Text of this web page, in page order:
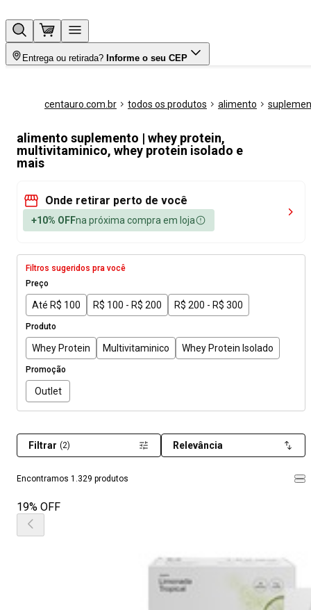
Entrega ou retirada? Informe o seu CEP
centauro.com.br todos os produtos alimento
alimento suplemento | whey protein,
multivitaminico, whey protein isolado e
mais
Onde retirar perto de você
+10% OFFna próxima compra em loja
Filtros sugeridos pra você
Preço
Até R$ 100 R$ 100 - R$ 200 R$ 200 - R$ 300
Produto
Whey Protein Multivitaminico Whey Protein Isolado
Promoção
Outlet
Encontramos 1.329 produtos
Filtrar (2) Relevância
19% OFF